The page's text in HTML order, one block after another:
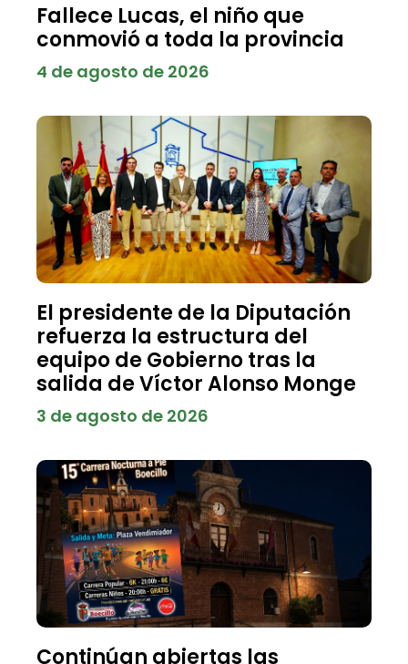
Fallece Lucas, el niño que
conmovió a toda la provincia
4 de agosto de 2026
El presidente de la Diputación
refuerza la estructura del
equipo de Gobierno tras la
salida de Víctor Alonso Monge
3 de agosto de 2026
Continúan abiertas las